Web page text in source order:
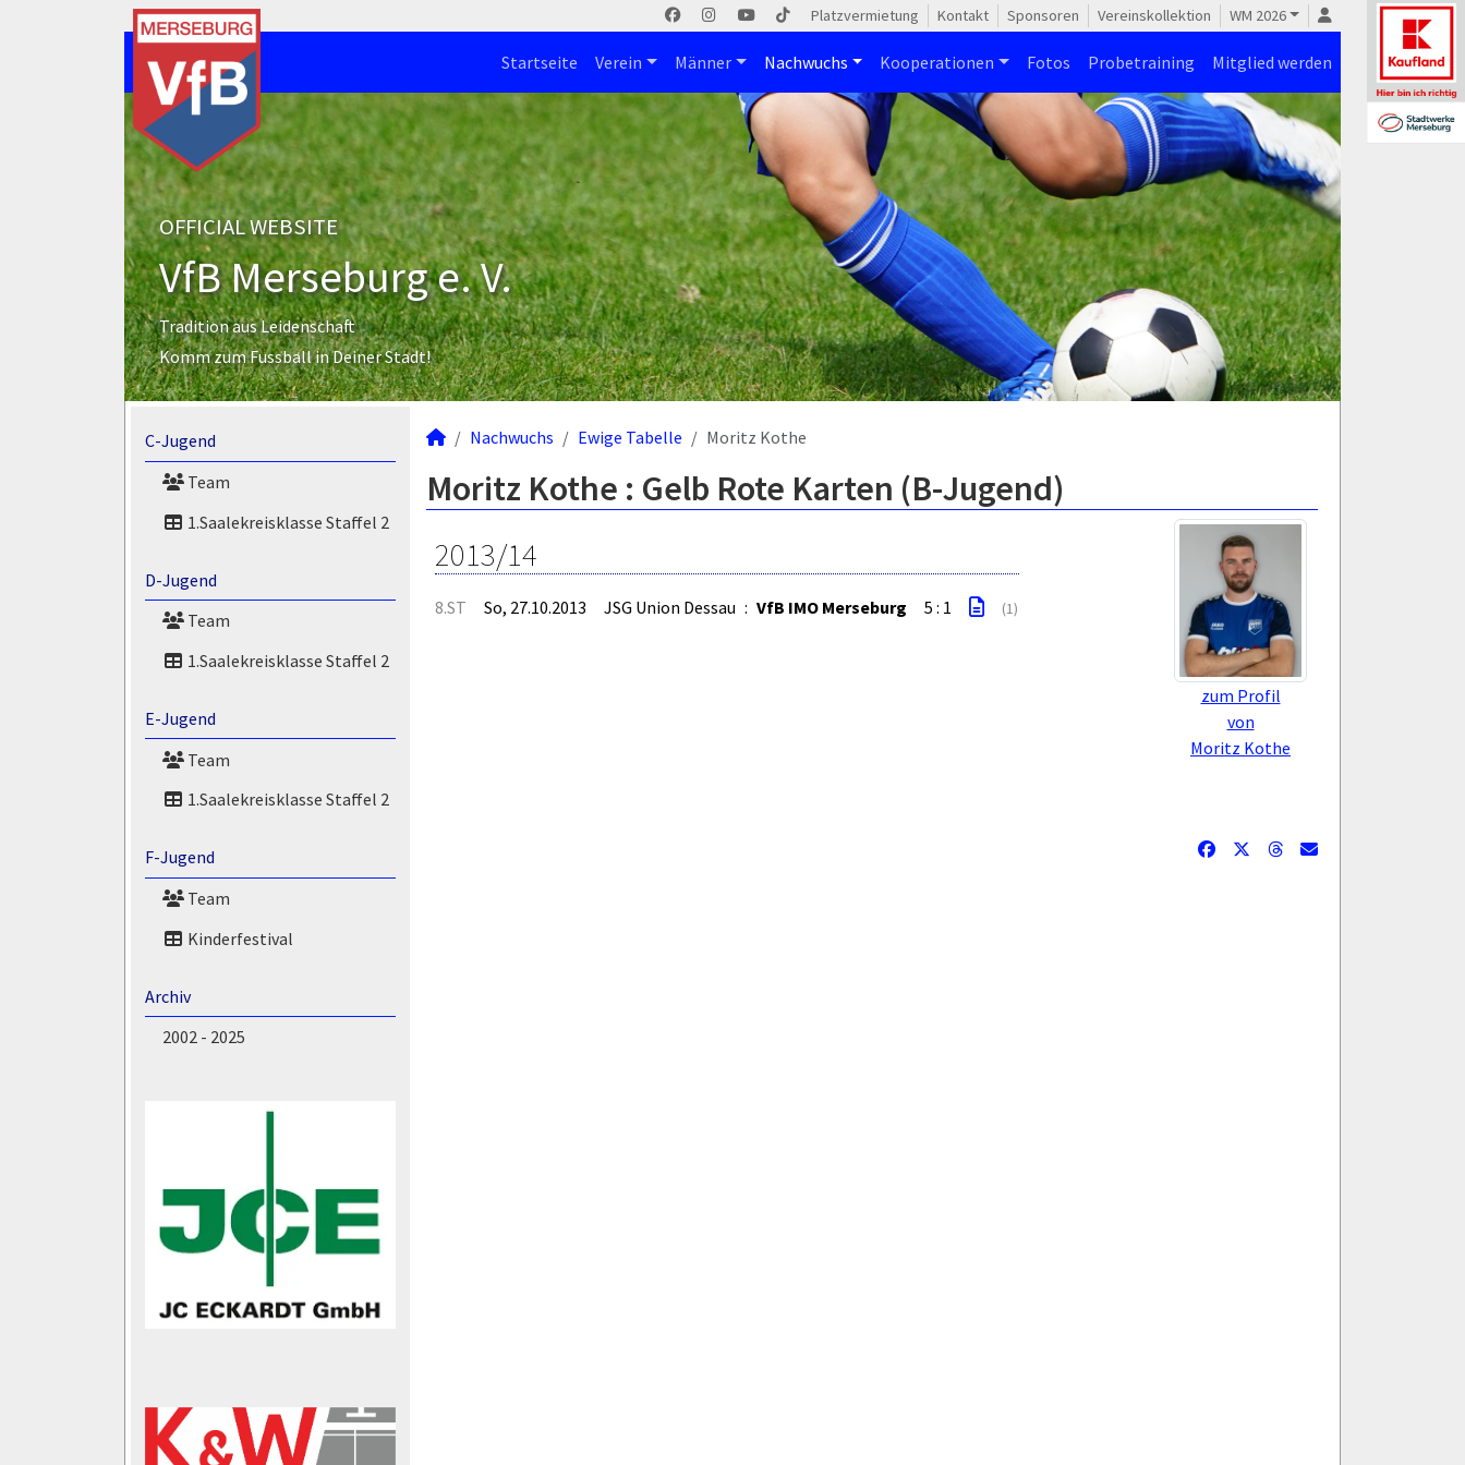
Platzvermietung Kontakt Sponsoren Vereinskollektion WM 2026
Startseite Verein Männer Nachwuchs Kooperationen Fotos Probetraining Mitglied werden
OFFICIAL WEBSITE
VfB Merseburg e. V.
Tradition aus Leidenschaft
Komm zum Fussball in Deiner Stadt!
C-Jugend
Team
1.Saalekreisklasse Staffel 2
D-Jugend
Team
1.Saalekreisklasse Staffel 2
E-Jugend
Team
1.Saalekreisklasse Staffel 2
F-Jugend
Team
Kinderfestival
Archiv
2002 - 2025
Nachwuchs Ewige Tabelle Moritz Kothe
Moritz Kothe : Gelb Rote Karten (B-Jugend)
zum Profil
von
Moritz Kothe
2013/14
8.ST So, 27.10.2013 JSG Union Dessau : VfB IMO Merseburg 5 : 1 (1)